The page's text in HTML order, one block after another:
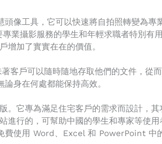
像工具，它可以快速將自拍照轉變為專
業攝影服務的學生和年輕求職者特別有
加了實實在在的價值。
客戶可以隨時隨地存取他們的文件，從
身在何處都能保持高效。
它專為滿足住宅客戶的需求而設計，其
行的，可幫助中國的學生和專家等使
費使用 Word、Excel 和 PowerPoint 中